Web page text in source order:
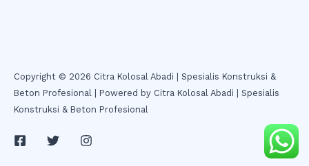
Copyright © 2026 Citra Kolosal Abadi | Spesialis Konstruksi &
Beton Profesional | Powered by Citra Kolosal Abadi | Spesialis
Konstruksi & Beton Profesional